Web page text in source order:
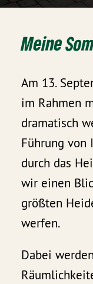
Meine
Am 13.
im Rahmen
dramatisch
Führung von
durch das
wir einen
größten
werfen.
Dabei